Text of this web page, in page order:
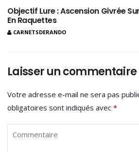
Objectif Lure : Ascension Givrée
En Raquettes
CARNETSDERANDO
Laisser un commentaire
Votre adresse e-mail ne sera pas
obligatoires sont indiqués avec *